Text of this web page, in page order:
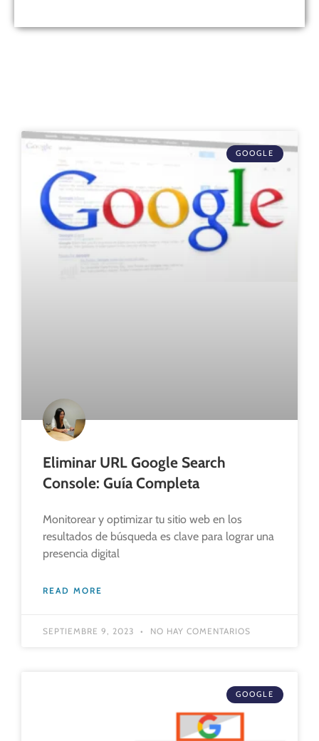
GOOGLE
Eliminar URL Google Search
Console: Guía Completa
Monitorear y optimizar tu sitio web en los
resultados de búsqueda es clave para lograr una
presencia digital
READ MORE
SEPTIEMBRE 9, 2023 NO HAY COMENTARIOS
GOOGLE